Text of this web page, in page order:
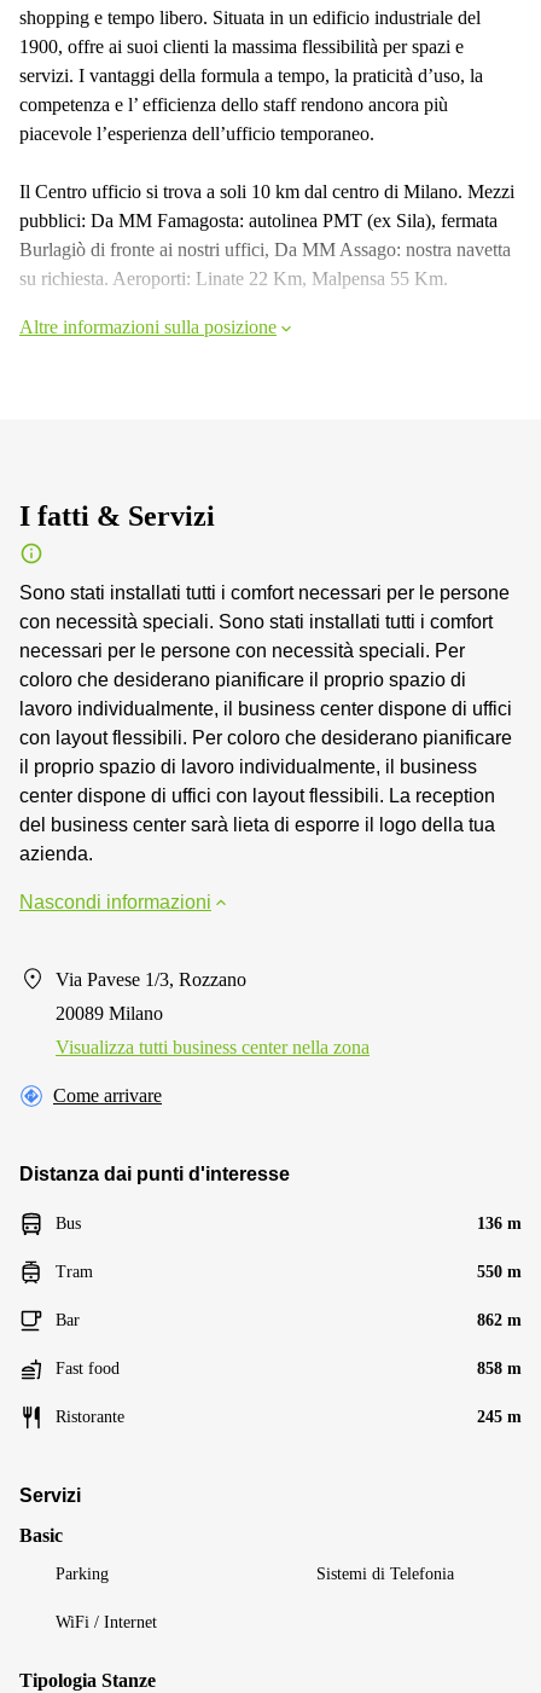
shopping e tempo libero. Situata in un edificio industriale del
1900, offre ai suoi clienti la massima flessibilità per spazi e
servizi. I vantaggi della formula a tempo, la praticità d’uso, la
competenza e l’ efficienza dello staff rendono ancora più
piacevole l’esperienza dell’ufficio temporaneo.
Il Centro ufficio si trova a soli 10 km dal centro di Milano. Mezzi
pubblici: Da MM Famagosta: autolinea PMT (ex Sila), fermata
Burlagiò di fronte ai nostri uffici, Da MM Assago: nostra navetta
su richiesta. Aeroporti: Linate 22 Km, Malpensa 55 Km.
Altre informazioni sulla posizione
I fatti & Servizi
Sono stati installati tutti i comfort necessari per le persone
con necessità speciali. Sono stati installati tutti i comfort
necessari per le persone con necessità speciali. Per
coloro che desiderano pianificare il proprio spazio di
lavoro individualmente, il business center dispone di uffici
con layout flessibili. Per coloro che desiderano pianificare
il proprio spazio di lavoro individualmente, il business
center dispone di uffici con layout flessibili. La reception
del business center sarà lieta di esporre il logo della tua
azienda.
Nascondi informazioni
Via Pavese 1/3, Rozzano
20089 Milano
Visualizza tutti business center nella zona
Come arrivare
Distanza dai punti d'interesse
Bus 136 m
Tram 550 m
Bar 862 m
Fast food 858 m
Ristorante 245 m
Servizi
Basic
Parking Sistemi di Telefonia
WiFi / Internet
Tipologia Stanze